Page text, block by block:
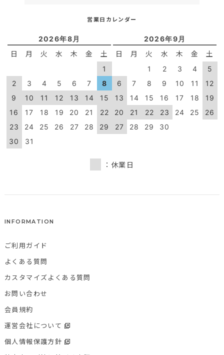
営業日カレンダー
2026年8月
日 月 火 水 木 金 土
1
2
3 4 5 6 7
8
9
10 11 12 13 14
15
16
17 18 19 20 21
22
23
24 25 26 27 28
29
30
31
2026年9月
日 月 火 水 木 金 土
1 2 3 4
5
6
7 8 9 10 11
12
13
14 15 16 17 18
19
20
21 22 23 24 25
26
27
28 29 30
：休業日
INFORMATION
ご利用ガイド
よくある質問
カスタマイズよくある質問
お問い合わせ
会員規約
運営会社について
個人情報保護方針